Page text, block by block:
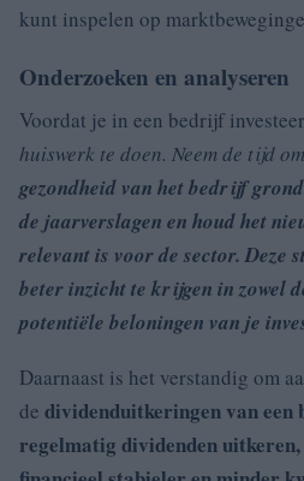
kunt inspelen op
Onderzoeken en analyseren
Voordat je in een bedrijf
huiswerk te doen. Neem de tijd
gezondheid van het bedrijf
de jaarverslagen en houd het
relevant is voor de sector. Deze
beter inzicht te krijgen in zowel
potentiële beloningen van je
Daarnaast is het verstandig om
de dividenduitkeringen van
regelmatig dividenden